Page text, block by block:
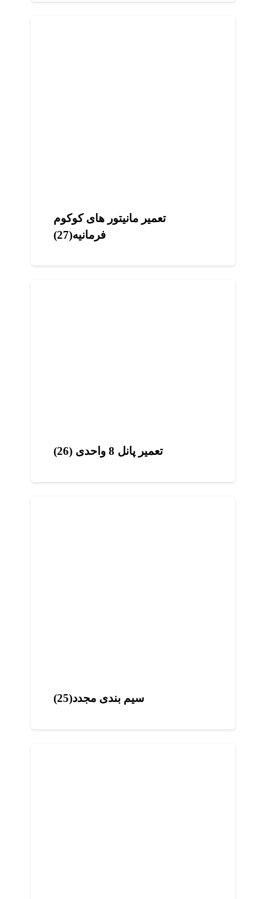
تعمیر مانیتور های کوکوم
فرمانیه(27)
تعمیر پانل 8 واحدی (26)
سیم بندی مجدد(25)